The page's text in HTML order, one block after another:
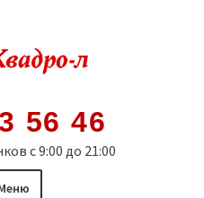
56 46
с 9:00 до 21:00